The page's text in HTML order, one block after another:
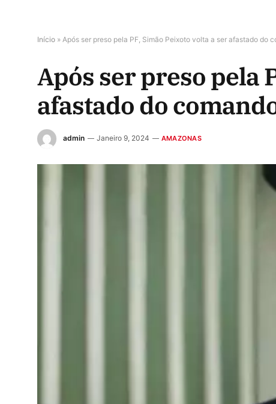
Início » Após ser preso pela PF, Simão Peixoto volta a ser afastado do
Após ser preso pela
afastado do
admin Janeiro 9, 2024 AMAZONAS